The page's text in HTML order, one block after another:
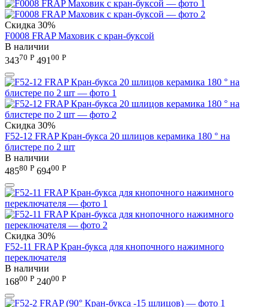
Скидка 30%
F0008 FRAP Маховик с кран-буксой
В наличии
34370 Р 491 00 Р
Скидка 30%
F52-12 FRAP Кран-букса 20 шлицов керамика 180 ° на
блистере по 2 шт
В наличии
48580 Р 69400 Р
Скидка 30%
F52-11 FRAP Кран-букса для кнопочного нажимного
переключателя
В наличии
16800 Р 24000 Р